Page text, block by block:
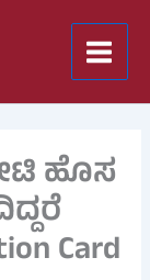
ಹೊಸ
Card